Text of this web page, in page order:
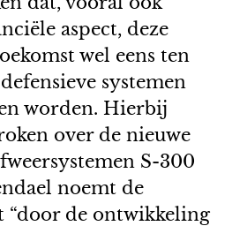
aspect, deze
wel eens ten
systemen
worden. Hierbij
over de nieuwe
S-300
noemt de
“door de ontwikkeling